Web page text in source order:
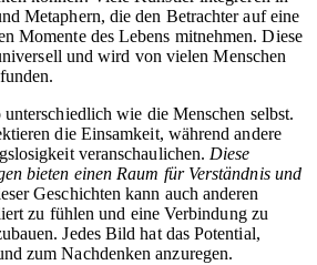
Metaphern, die den Betrachter auf eine
Momente des Lebens mitnehmen. Diese
und wird von vielen Menschen
wie die Menschen selbst.
die Einsamkeit, während andere
veranschaulichen. Diese
bieten einen Raum für Verständnis und
Geschichten kann auch anderen
zu fühlen und eine Verbindung zu
Jedes Bild hat das Potential,
zum Nachdenken anzuregen.